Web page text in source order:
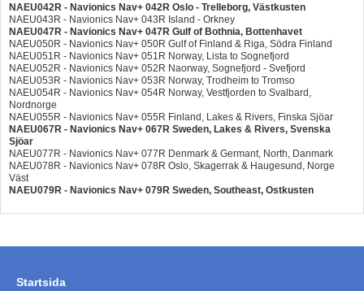
NAEU042R - Navionics Nav+ 042R Oslo - Trelleborg, Västkusten
NAEU043R - Navionics Nav+ 043R Island - Orkney
NAEU047R - Navionics Nav+ 047R Gulf of Bothnia, Bottenhavet
NAEU050R - Navionics Nav+ 050R Gulf of Finland & Riga, Södra Finland
NAEU051R - Navionics Nav+ 051R Norway, Lista to Sognefjord
NAEU052R - Navionics Nav+ 052R Naorway, Sognefjord - Svefjord
NAEU053R - Navionics Nav+ 053R Norway, Trodheim to Tromso
NAEU054R - Navionics Nav+ 054R Norway, Vestfjorden to Svalbard,
Nordnorge
NAEU055R - Navionics Nav+ 055R Finland, Lakes & Rivers, Finska Sjöar
NAEU067R - Navionics Nav+ 067R Sweden, Lakes & Rivers, Svenska
Sjöar
NAEU077R - Navionics Nav+ 077R Denmark & Germant, North, Danmark
NAEU078R - Navionics Nav+ 078R Oslo, Skagerrak & Haugesund, Norge
Väst
NAEU079R - Navionics Nav+ 079R Sweden, Southeast, Ostkusten
Startsida